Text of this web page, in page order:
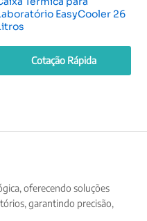
EasyCooler 26
Cotação Rápida
oferecendo soluções
garantindo precisão,